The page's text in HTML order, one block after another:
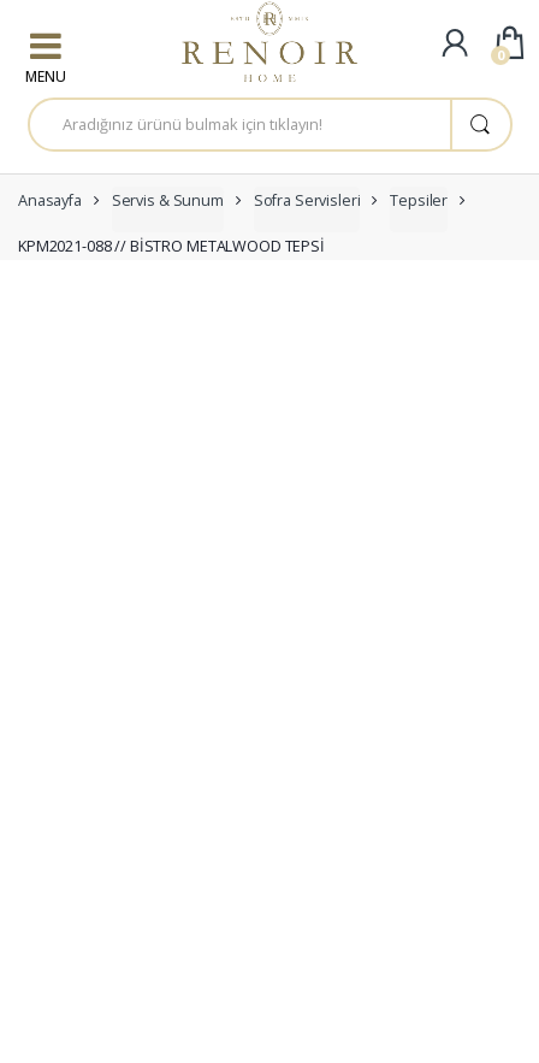
A
r
a
a
:
Anasayfa Servis & Sunum Sofra Servisleri Tepsiler
KPM2021-088 // BİSTRO METALWOOD TEPSİ
0